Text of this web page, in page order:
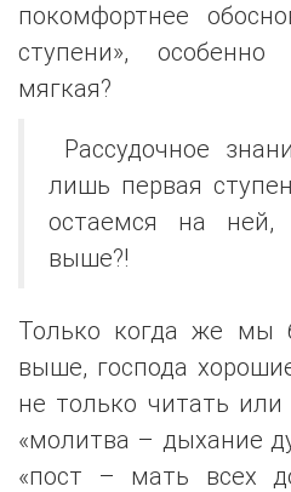
покомфортнее
ступени»,
мягкая?
Рассудочное
лишь первая
остаемся на ней,
выше?!
Только когда же мы
выше, господа
не только читать
«молитва – дыхание
«пост – мать всех